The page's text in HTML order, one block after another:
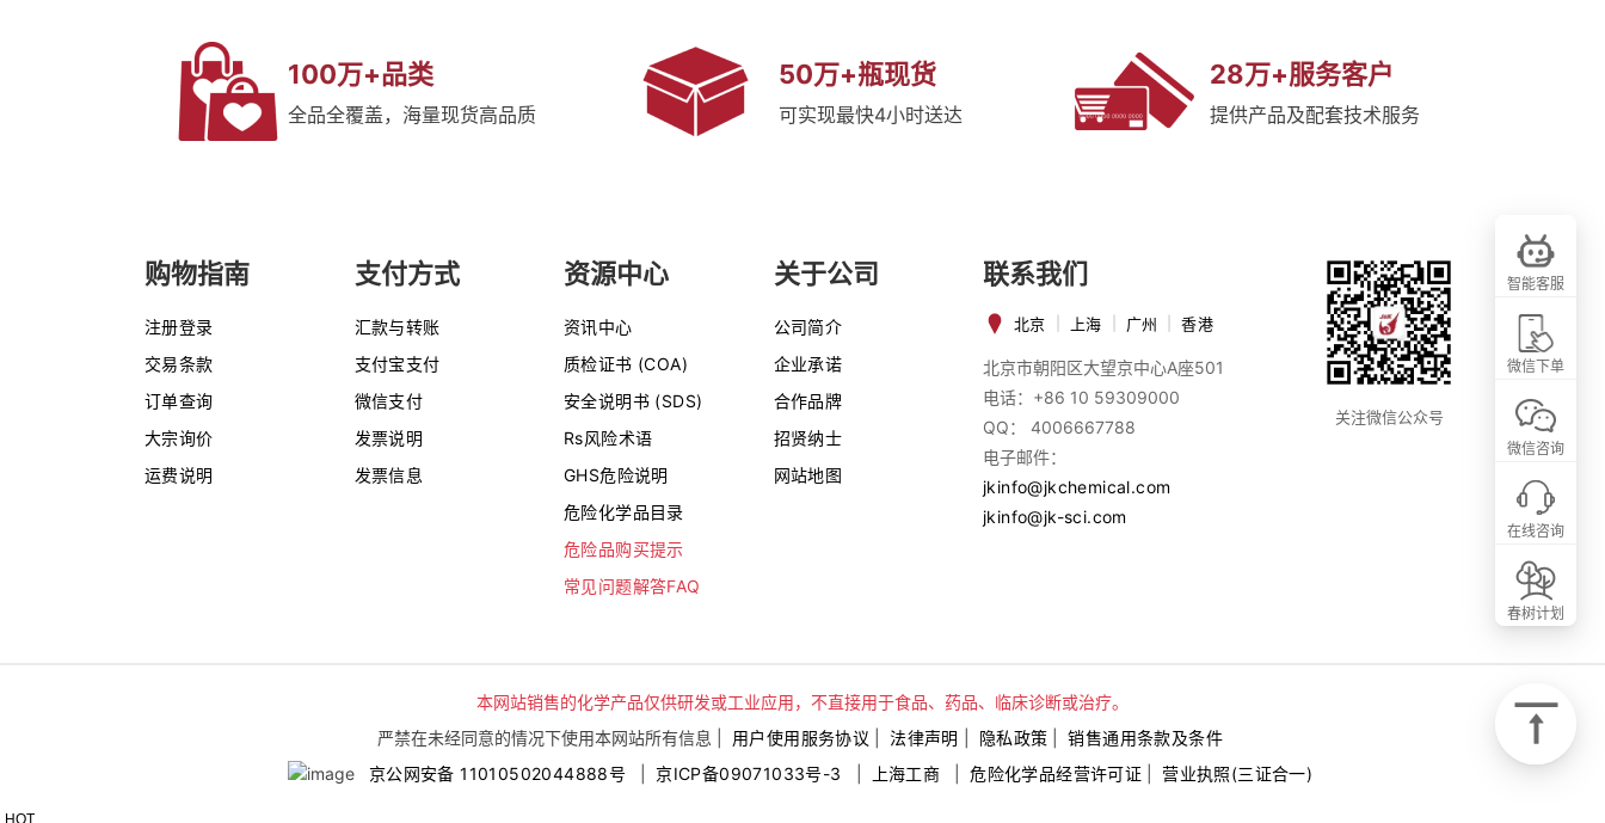
100万+品类
全品全覆盖，海量现货高品质
50万+瓶现货
可实现最快4小时送达
28万+服务客户
提供产品及配套技术服务
购物指南
注册登录
交易条款
订单查询
大宗询价
运费说明
支付方式
汇款与转账
支付宝支付
微信支付
发票说明
发票信息
资源中心
资讯中心
质检证书 (COA)
安全说明书 (SDS)
Rs风险术语
GHS危险说明
危险化学品目录
危险品购买提示
常见问题解答FAQ
关于公司
公司简介
企业承诺
合作品牌
招贤纳士
网站地图
联系我们
北京 上海 广州 香港
北京市朝阳区大望京中心A座501
电话：+86 10 59309000
QQ： 4006667788
电子邮件：
jkinfo@jkchemical.com
jkinfo@jk-sci.com
关注微信公众号
本网站销售的化学产品仅供研发或工业应用，不直接用于食品、药品、临床诊断或治疗。
严禁在未经同意的情况下使用本网站所有信息 |
用户使用服务协议 法律声明 隐私政策
销售通用条款及条件
京公网安备 11010502044888号
京ICP备09071033号-3 上海工商 危险化学品经营许可证 营业执照(三证合一)
智能客服
微信下单
微信咨询
在线咨询
春树计划
HOT